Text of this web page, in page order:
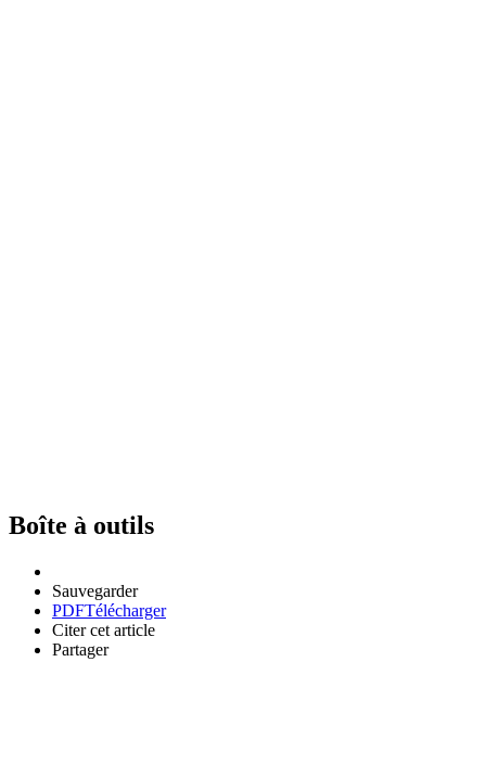
Boîte à outils
Sauvegarder
PDFTélécharger
Citer cet article
Partager